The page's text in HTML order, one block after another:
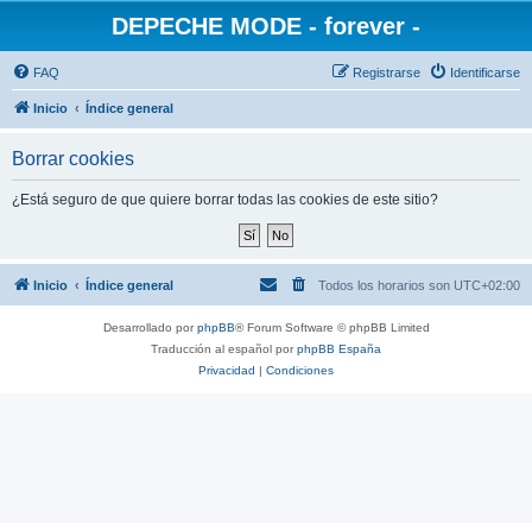
DEPECHE MODE - forever -
FAQ Identificarse
Registrarse
Inicio Índice general
Borrar cookies
¿Está seguro de que quiere borrar todas las cookies de este sitio?
Inicio Índice general Todos los horarios son UTC+02:00
Desarrollado porphpBB® Forum Software © phpBB Limited
Traducción al español porphpBB España
Privacidad | Condiciones